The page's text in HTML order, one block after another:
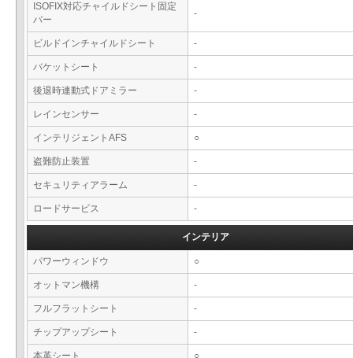
ISOFIX対応チャイルドシート固定
バー
-
ビルドインチャイルドシート -
バケットシート -
後退時連動式ドアミラー -
レインセンサー -
インテリジェントAFS ○
盗難防止装置 -
セキュリティアラーム -
ロードサービス -
インテリア
パワーウィンドウ ○
オットマン機構 -
フルフラットシート -
チップアップシート -
本革シート ○